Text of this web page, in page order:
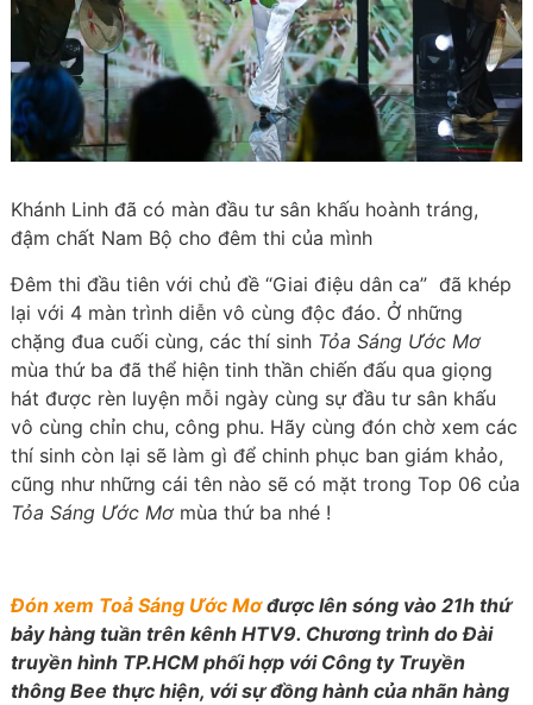
Khánh Linh đã có màn đầu tư sân khấu hoành tráng,
đậm chất Nam Bộ cho đêm thi của mình
Đêm thi đầu tiên với chủ đề “Giai điệu dân ca” đã khép
lại với 4 màn trình diễn vô cùng độc đáo. Ở những
chặng đua cuối cùng, các thí sinh Tỏa Sáng Ước Mơ
mùa thứ ba đã thể hiện tinh thần chiến đấu qua giọng
hát được rèn luyện mỗi ngày cùng sự đầu tư sân khấu
vô cùng chỉn chu, công phu. Hãy cùng đón chờ xem các
thí sinh còn lại sẽ làm gì để chinh phục ban giám khảo,
cũng như những cái tên nào sẽ có mặt trong Top 06 của
Tỏa Sáng Ước Mơmùa thứ ba nhé !
Đón xem Toả Sáng Ước Mơđược lên sóng vào 21h thứ
bảy hàng tuần trên kênh HTV9. Chương trình do Đài
truyền hình TP.HCM phối hợp với Công ty Truyền
thông Bee thực hiện, với sự đồng hành của nhãn hàng